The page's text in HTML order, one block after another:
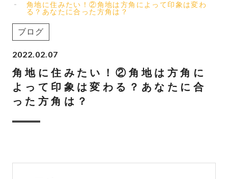
角地に住みたい！②角地は方角によって印象は変わ
る？あなたに合った方角は？
ブログ
2022.02.07
角地に住みたい！②角地は方角に
よって印象は変わる？あなたに合
った方角は？